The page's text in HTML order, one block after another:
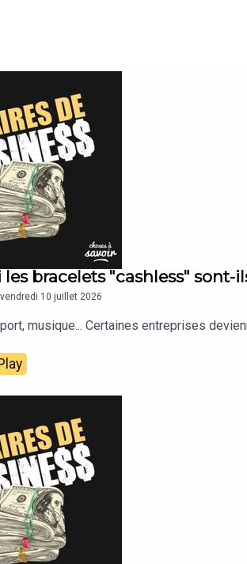
bracelets "cashless" sont-
vendredi 10 juillet 2026
musique... Certaines entreprises